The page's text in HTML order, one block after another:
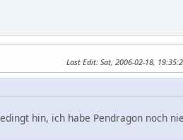
Last Edit: Sat, 2006-02-18,
hin, ich habe Pendragon noch